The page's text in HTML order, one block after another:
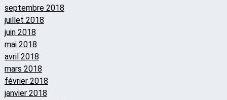
septembre 2018
juillet 2018
juin 2018
mai 2018
avril 2018
mars 2018
février 2018
janvier 2018